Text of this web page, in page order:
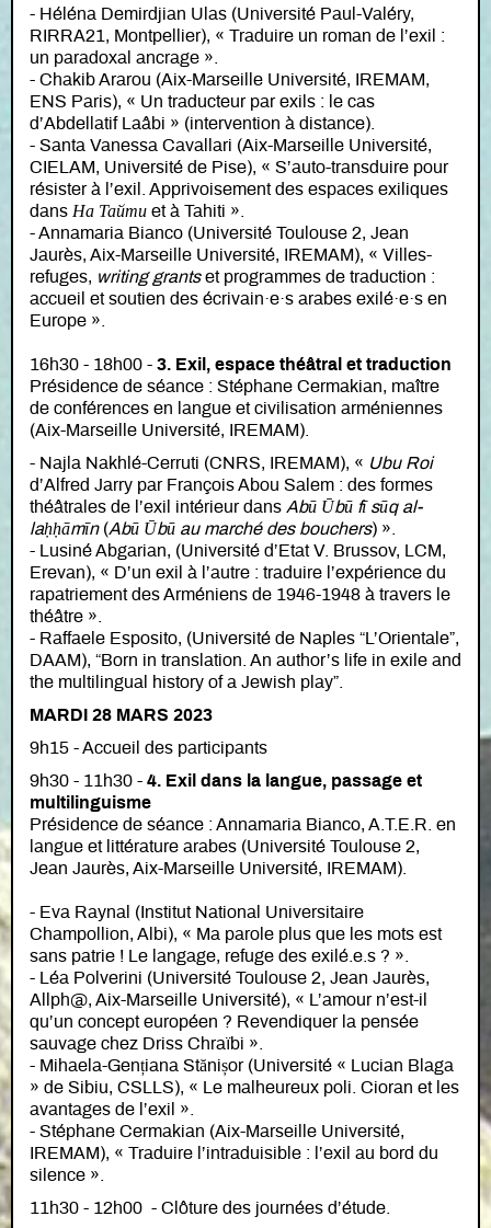
- Héléna Demirdjian Ulas (Université Paul-Valéry,
RIRRA21, Montpellier), « Traduire un roman de l’exil :
un paradoxal ancrage ».
- Chakib Ararou (Aix-Marseille Université, IREMAM,
ENS Paris), « Un traducteur par exils : le cas
d’Abdellatif Laâbi » (intervention à distance).
- Santa Vanessa Cavallari (Aix-Marseille Université,
CIELAM, Université de Pise), « S’auto-transduire pour
résister à l’exil. Apprivoisement des espaces exiliques
dans На Тайти et à Tahiti ».
- Annamaria Bianco (Université Toulouse 2, Jean
Jaurès, Aix-Marseille Université, IREMAM), « Villes-
refuges, writing grantset programmes de traduction :
accueil et soutien des écrivain·e·s arabes exilé·e·s en
Europe ».
16h30 - 18h00 - 3. Exil, espace théâtral et traduction
Présidence de séance : Stéphane Cermakian, maître
de conférences en langue et civilisation arméniennes
(Aix-Marseille Université, IREMAM).
- Najla Nakhlé-Cerruti (CNRS, IREMAM), « Ubu Roi
d’Alfred Jarry par François Abou Salem : des formes
théâtrales de l’exil intérieur dans Abū Ūbū fī sūq al-
laḥḥāmīn(Abū Ūbū au marché des bouchers) ».
- Lusiné Abgarian, (Université d’Etat V. Brussov, LCM,
Erevan), « D’un exil à l’autre : traduire l’expérience du
rapatriement des Arméniens de 1946-1948 à travers le
théâtre ».
- Raffaele Esposito, (Université de Naples “L’Orientale”,
DAAM), “Born in translation. An author’s life in exile and
the multilingual history of a Jewish play”.
MARDI 28 MARS 2023
9h15 - Accueil des participants
9h30 - 11h30 - 4. Exil dans la langue, passage et
multilinguisme
Présidence de séance : Annamaria Bianco, A.T.E.R. en
langue et littérature arabes (Université Toulouse 2,
Jean Jaurès, Aix-Marseille Université, IREMAM).
- Eva Raynal (Institut National Universitaire
Champollion, Albi), « Ma parole plus que les mots est
sans patrie ! Le langage, refuge des exilé.e.s ? ».
- Léa Polverini (Université Toulouse 2, Jean Jaurès,
Allph@, Aix-Marseille Université), « L’amour n’est-il
qu’un concept européen ? Revendiquer la pensée
sauvage chez Driss Chraïbi ».
- Mihaela-Gențiana Stănișor (Université « Lucian Blaga
» de Sibiu, CSLLS), « Le malheureux poli. Cioran et les
avantages de l’exil ».
- Stéphane Cermakian (Aix-Marseille Université,
IREMAM), « Traduire l’intraduisible : l’exil au bord du
silence ».
11h30 - 12h00 - Clôture des journées d’étude.